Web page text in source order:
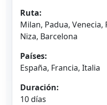
Ruta:
Milan, Padua, Venecia,
Niza, Barcelona
Países:
España, Francia, Italia
Duración:
10 días